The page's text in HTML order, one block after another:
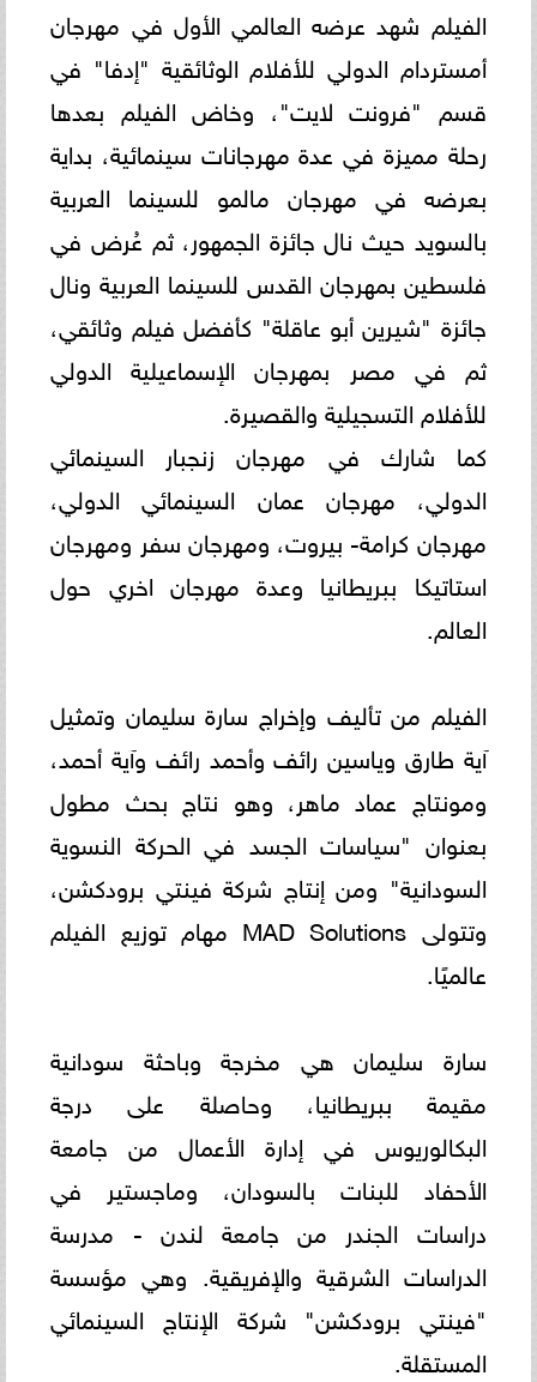
الفيلم شهد عرضه العالمي الأول في مهرجان
أمستردام الدولي للأفلام الوثائقية "إدفا" في
قسم "فرونت لايت"، وخاض الفيلم بعدها
رحلة مميزة في عدة مهرجانات سينمائية، بداية
بعرضه في مهرجان مالمو للسينما العربية
بالسويد حيث نال جائزة الجمهور، ثم عُرض في
فلسطين بمهرجان القدس للسينما العربية ونال
جائزة "شيرين أبو عاقلة" كأفضل فيلم وثائقي،
ثم في مصر بمهرجان الإسماعيلية الدولي
للأفلام التسجيلية والقصيرة.
كما شارك في مهرجان زنجبار السينمائي
الدولي، مهرجان عمان السينمائي الدولي،
مهرجان كرامة- بيروت، ومهرجان سفر ومهرجان
استاتيكا ببريطانيا وعدة مهرجان اخري حول
العالم.
الفيلم من تأليف وإخراج سارة سليمان وتمثيل
آية طارق وياسين رائف وأحمد رائف وآية أحمد،
ومونتاج عماد ماهر، وهو نتاج بحث مطول
بعنوان "سياسات الجسد في الحركة النسوية
السودانية" ومن إنتاج شركة فينتي برودكشن،
وتتولى MAD Solutions مهام توزيع الفيلم
عالميًا.
سارة سليمان هي مخرجة وباحثة سودانية
مقيمة ببريطانيا، وحاصلة على درجة
البكالوريوس في إدارة الأعمال من جامعة
الأحفاد للبنات بالسودان، وماجستير في
دراسات الجندر من جامعة لندن - مدرسة
الدراسات الشرقية والإفريقية. وهي مؤسسة
"فينتي برودكشن" شركة الإنتاج السينمائي
المستقلة.